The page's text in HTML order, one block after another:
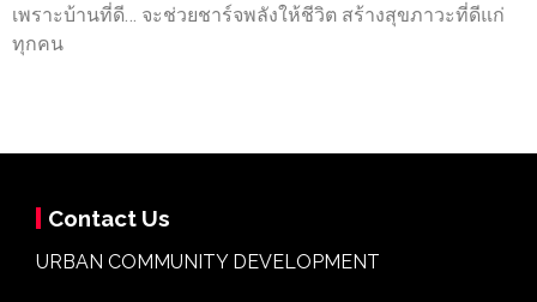
เพราะบ้านที่ดี… จะช่วยชาร์จพลังให้ชีวิต สร้างสุขภาวะที่ดีแก่
ทุกคน
Contact Us
URBAN COMMUNITY DEVELOPMENT